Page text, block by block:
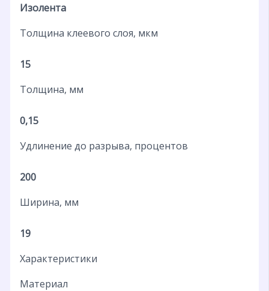
Изолента
Толщина клеевого слоя, мкм
15
Толщина, мм
0,15
Удлинение до разрыва, процентов
200
Ширина, мм
19
Характеристики
Материал